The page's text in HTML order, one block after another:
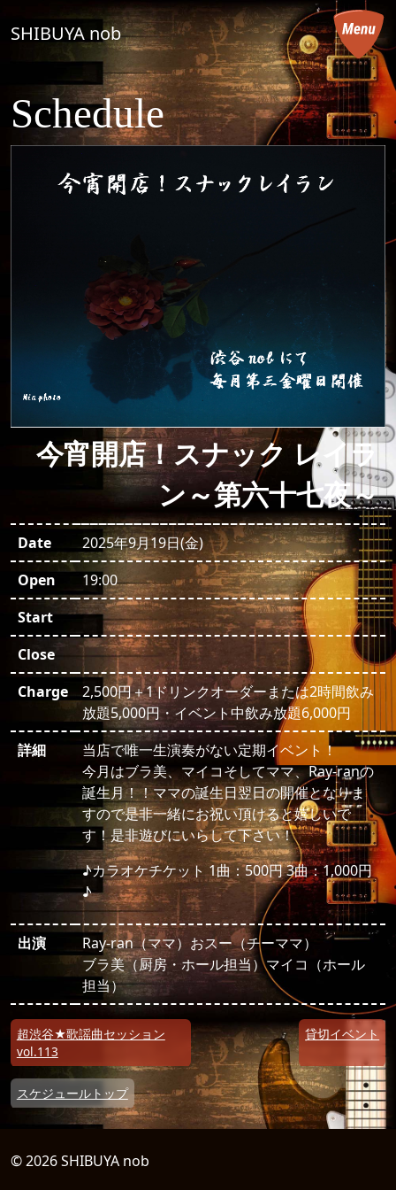
コンテンツへスキップ
メインナビゲーション
SHIBUYA nob
Schedule
今宵開店！スナック レイラ
ン～第六十七夜～
Date
2025年9月19日(金)
Open
19:00
Start
Close
Charge
2,500円＋1ドリンクオーダーまたは2時間飲み
放題5,000円・イベント中飲み放題6,000円
詳細
当店で唯一生演奏がない定期イベント！
今月はブラ美、マイコそしてママ、Ray-ranの
誕生月！！ママの誕生日翌日の開催となりま
すので是非一緒にお祝い頂けると嬉しいで
す！是非遊びにいらして下さい！
♪カラオケチケット 1曲：500円 3曲：1,000円
♪
出演
Ray-ran（ママ）おスー（チーママ）
ブラ美（厨房・ホール担当）マイコ（ホール
担当）
投稿ナビゲーション
超渋谷★歌謡曲セッション
vol.113
貸切イベント
スケジュールトップ
© 2026 SHIBUYA nob